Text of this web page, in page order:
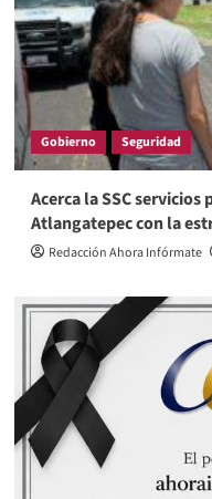
Gobierno Seguridad
Acerca la SSC
Atlangatepec con la
Redacción Ahora Infórmate